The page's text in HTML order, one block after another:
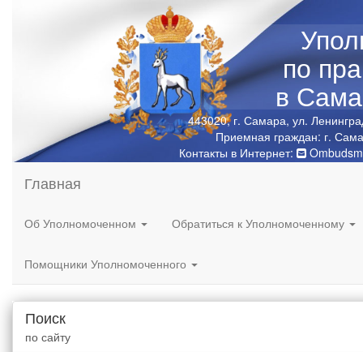
по
в
443020, г. Самара, ул.
Приемная граждан: г.
Контакты в Интернет:
Главная
Об Уполномоченном Обратиться к Уполномоченному
Помощники Уполномоченного
Поиск
по сайту